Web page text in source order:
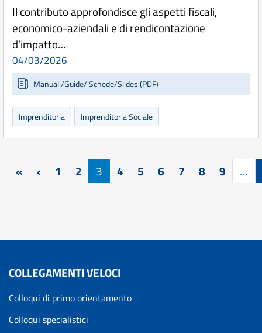
Il contributo approfondisce gli aspetti fiscali,
economico-aziendali e di rendicontazione
d’impatto…
04/03/2026
Manuali/Guide/ Schede/Slides (PDF)
Imprenditoria Imprenditoria Sociale
Paginazione
«Prima pagina
‹ Pagina precedente
1 2 3 4 5 6 7 8 9 …
COLLEGAMENTI VELOCI
Colloqui di primo orientamento
Colloqui specialistici